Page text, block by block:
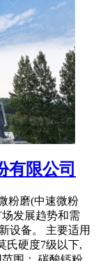
有限公司
粉磨(中速微粉
发展趋势和需
设备。 主要适用
氏硬度7级以下,